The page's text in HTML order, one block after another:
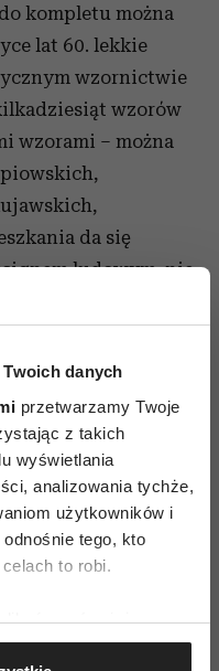
danych
przetwarzamy Twoje
z takich
wyświetlania
analizowania tychże,
użytkowników i
tego, kto
to robi.
również:
Twojej lokalizacji
kompletu można
lat 60. lekkie
wzornictwie
wzorów
wzorami – można
da się
ludowym, nie
można sobie
kwiaty,
w XXI wieku
z białej gliny
W salonie
krzesła Como z
tkaniną w
brzozowy stolik
(1754 zł).
lampy z serii